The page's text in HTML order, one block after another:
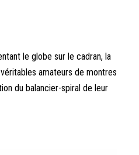
le globe sur le cadran, la
amateurs de montres
du balancier-spiral de leur